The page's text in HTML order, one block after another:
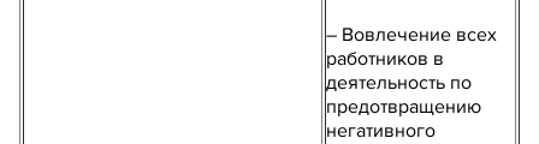
– Вовлечение всех
работников в
деятельность по
предотвращению
негативного